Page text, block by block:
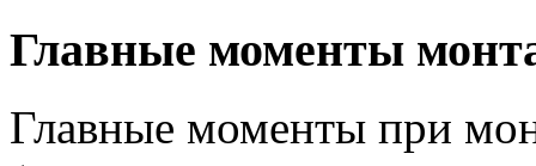
Главные моменты
Главные моменты при